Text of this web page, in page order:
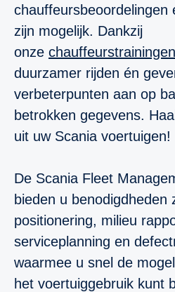
chauffeursbeoordelingen
zijn mogelijk. Dankzij
onze chauffeurstrainingen
duurzamer rijden én
verbeterpunten aan op
betrokken gegevens.
uit uw Scania voertuigen!
De Scania Fleet
bieden u benodigdheden
positionering, milieu
serviceplanning en
waarmee u snel de
het voertuiggebruik kunt